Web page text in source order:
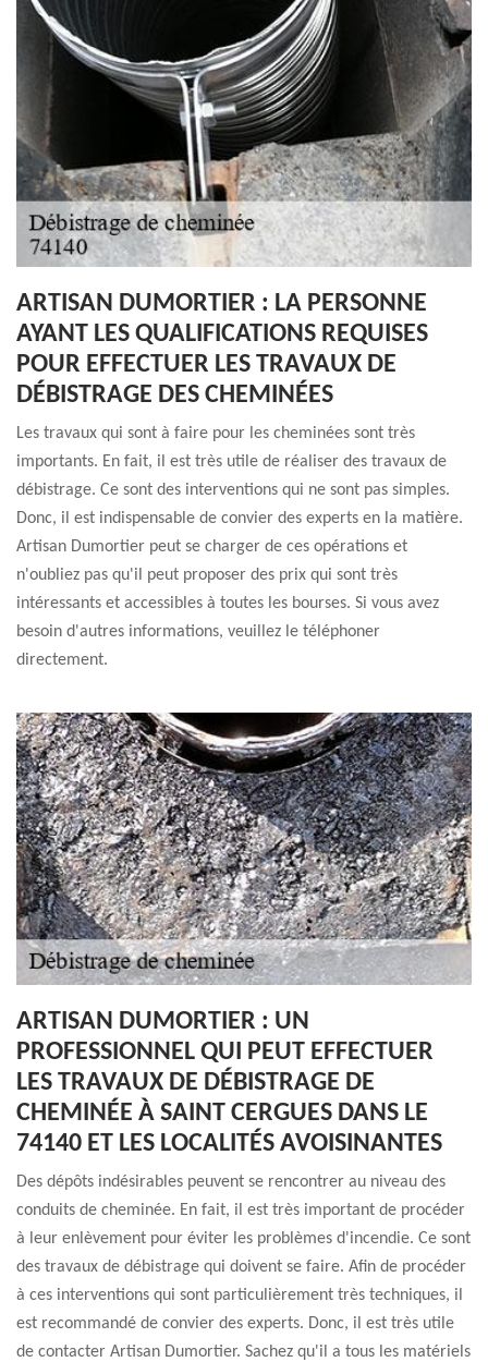
ARTISAN DUMORTIER : LA PERSONNE
AYANT LES QUALIFICATIONS REQUISES
POUR EFFECTUER LES TRAVAUX DE
DÉBISTRAGE DES CHEMINÉES
Les travaux qui sont à faire pour les cheminées sont très
importants. En fait, il est très utile de réaliser des travaux de
débistrage. Ce sont des interventions qui ne sont pas simples.
Donc, il est indispensable de convier des experts en la matière.
Artisan Dumortier peut se charger de ces opérations et
n'oubliez pas qu'il peut proposer des prix qui sont très
intéressants et accessibles à toutes les bourses. Si vous avez
besoin d'autres informations, veuillez le téléphoner
directement.
ARTISAN DUMORTIER : UN
PROFESSIONNEL QUI PEUT EFFECTUER
LES TRAVAUX DE DÉBISTRAGE DE
CHEMINÉE À SAINT CERGUES DANS LE
74140 ET LES LOCALITÉS AVOISINANTES
Des dépôts indésirables peuvent se rencontrer au niveau des
conduits de cheminée. En fait, il est très important de procéder
à leur enlèvement pour éviter les problèmes d'incendie. Ce sont
des travaux de débistrage qui doivent se faire. Afin de procéder
à ces interventions qui sont particulièrement très techniques, il
est recommandé de convier des experts. Donc, il est très utile
de contacter Artisan Dumortier. Sachez qu'il a tous les matériels